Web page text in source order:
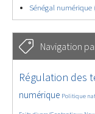
Sénégal numérique
Navigation
4604/5658
Régulation des
371/5658
3627/5658
numérique
1839/5658 Politique
5211/5658
667/5658
2346/5658
1560/5658